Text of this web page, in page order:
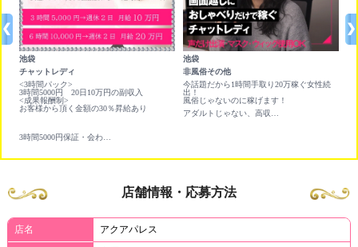
池袋
チャットレディ
<3時間パック>
3時間5000円 20日10万円の副収入
<成果報酬制>
お客様から頂く金額の30％昇給あり
池袋
非風俗その他
今話題だから1時間手取り20万稼ぐ女性続
出！
風俗じゃないのに稼げます！
店舗情報・応募方法
店名 アクアパレス